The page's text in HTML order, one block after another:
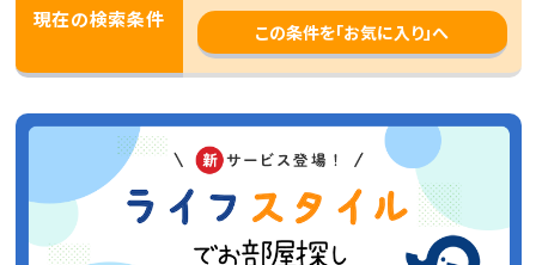
現在の検索条件
この条件を「お気に入り」へ